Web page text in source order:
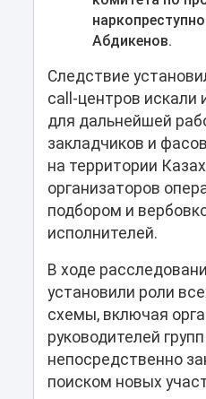
Абдикенов.
Следствие
call-центров искали
для дальнейшей
закладчиков и
на территории
организаторов
подбором и
исполнителей.
В ходе
установили роли
схемы, включая
руководителей
непосредственно
поиском новых